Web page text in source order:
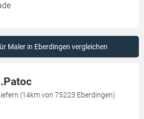
Maler in Eberdingen vergleichen
(14km von 75223 Eberdingen)